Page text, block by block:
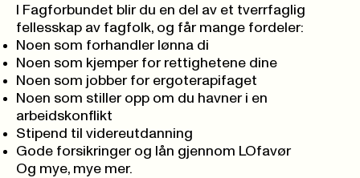
I Fagforbundet blir du en del av et tverrfaglig
fellesskap av fagfolk, og får mange fordeler:
Noen som forhandler lønna di
Noen som kjemper for rettighetene dine
Noen som jobber for ergoterapifaget
Noen som stiller opp om du havner i en
arbeidskonflikt
Stipend til videreutdanning
Gode forsikringer og lån gjennom LOfavør
Og mye, mye mer.